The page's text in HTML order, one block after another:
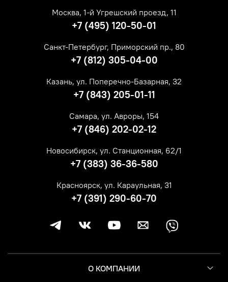
О КОМПАНИИ
Москва, 1-й Угрешский проезд, 11
+7 (495) 120-50-01
Санкт-Петербург, Приморский пр., 80
+7 (812) 305-04-00
Казань, ул. Поперечно-Базарная, 32
+7 (843) 205-01-11
Самара, ул. Авроры, 154
+7 (846) 202-02-12
Новосибирск, ул. Станционная, 62/1
+7 (383) 36-36-580
Красноярск, ул. Караульная, 31
+7 (391) 290-60-70